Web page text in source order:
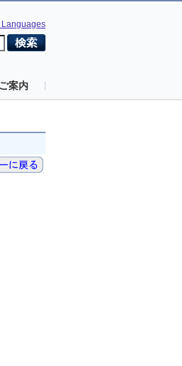
Languages
案内